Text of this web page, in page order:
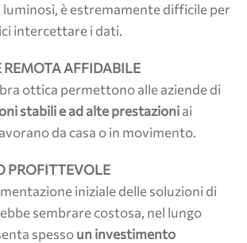
è estremamente difficile per
intercettare i dati.
AFFIDABILE
ottica permettono alle aziende di
stabili e ad alte prestazioniai
da casa o in movimento.
PROFITTEVOLE
iniziale delle soluzioni di
sembrare costosa, nel lungo
spessoun investimento